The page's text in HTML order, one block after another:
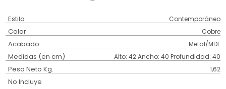
Estilo Contemporáneo
Color Cobre
Acabado Metal/MDF
Medidas (en cm) Alto: 42 Ancho: 40 Profundidad: 40
Peso Neto Kg. 1,62
No Incluye